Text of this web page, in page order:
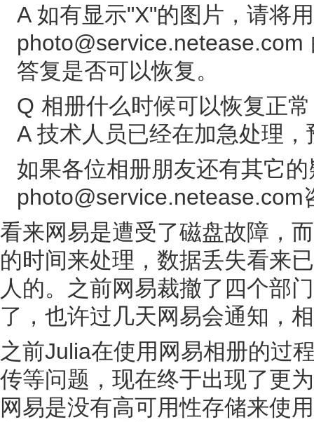
A 如有显示"X"的图片，请将
答复是否可以恢复。
Q 相册什么时候可以恢复正
A 技术人员已经在加急处理
如果各位相册朋友还有其它
看来网易是遭受了磁盘故障，
的时间来处理，数据丢失看来
人的。之前网易裁撤了四个部
了，也许过几天网易会通知，
之前Julia在使用网易相册的过
传等问题，现在终于出现了更
网易是没有高可用性存储来使